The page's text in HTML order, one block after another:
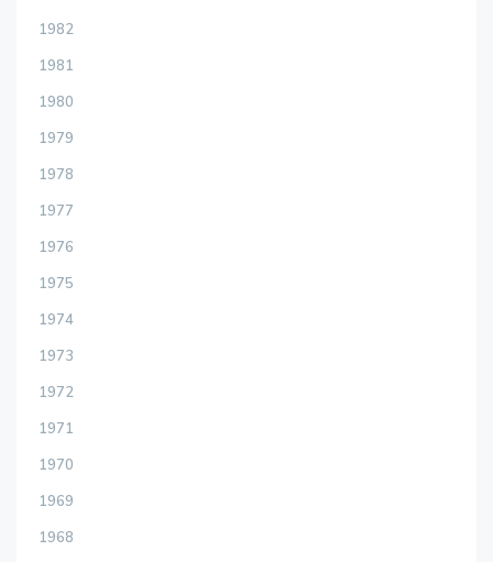
1982
1981
1980
1979
1978
1977
1976
1975
1974
1973
1972
1971
1970
1969
1968